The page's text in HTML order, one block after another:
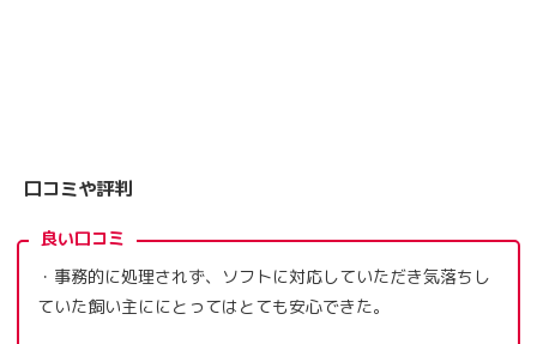
口コミや評判
良い口コミ
・事務的に処理されず、ソフトに対応していただき気落ちし
ていた飼い主ににとってはとても安心できた。